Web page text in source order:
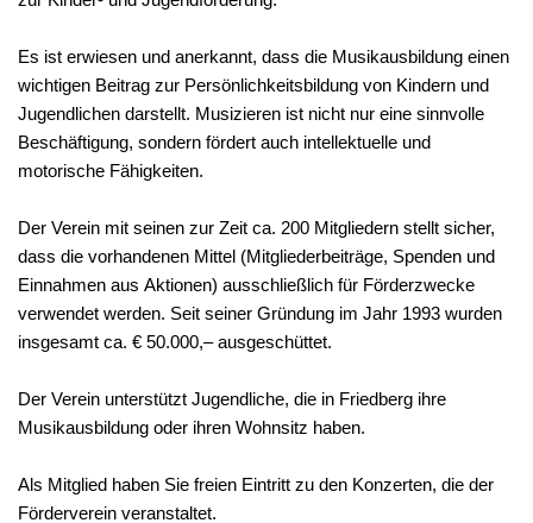
Es ist erwiesen und anerkannt, dass die Musikausbildung einen
wichtigen Beitrag zur Persönlichkeitsbildung von Kindern und
Jugendlichen darstellt. Musizieren ist nicht nur eine sinnvolle
Beschäftigung, sondern fördert auch intellektuelle und
motorische Fähigkeiten.
Der Verein mit seinen zur Zeit ca. 200 Mitgliedern stellt sicher,
dass die vorhandenen Mittel (Mitgliederbeiträge, Spenden und
Einnahmen aus Aktionen) ausschließlich für Förderzwecke
verwendet werden. Seit seiner Gründung im Jahr 1993 wurden
insgesamt ca. € 50.000,– ausgeschüttet.
Der Verein unterstützt Jugendliche, die in Friedberg ihre
Musikausbildung oder ihren Wohnsitz haben.
Als Mitglied haben Sie freien Eintritt zu den Konzerten, die der
Förderverein veranstaltet.